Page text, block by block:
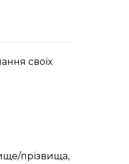
своїх
прізвища,